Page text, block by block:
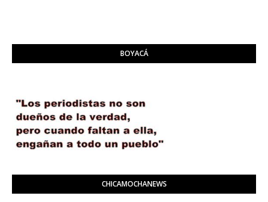
BOYACÁ
CHICAMOCHANEWS